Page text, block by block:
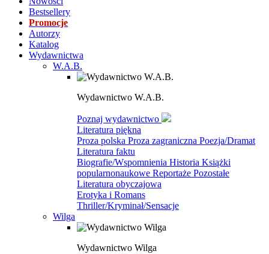
Bestsellery
Promocje
Autorzy
Katalog
Wydawnictwa
W.A.B.
Wydawnictwo W.A.B.
Poznaj wydawnictwo
Literatura piękna
Proza polska Proza zagraniczna Poezja/Dramat
Literatura faktu
Biografie/Wspomnienia Historia Książki
popularnonaukowe Reportaże Pozostałe
Literatura obyczajowa
Erotyka i Romans
Thriller/Kryminał/Sensacje
Wilga
Wydawnictwo Wilga